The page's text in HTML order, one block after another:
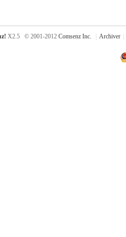
X2.5 © 2001-2012 Comsenz Inc. Archiver